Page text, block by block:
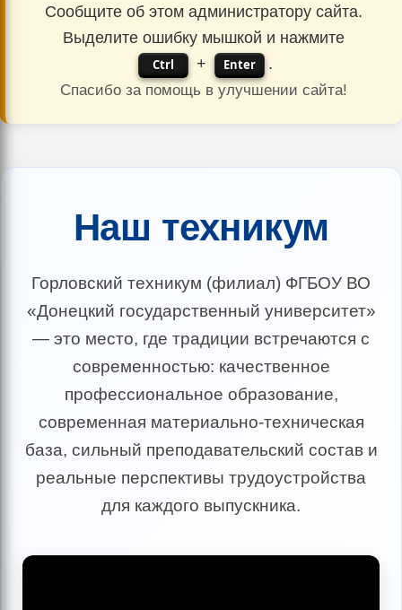
Сообщите об этом администратору сайта.
Выделите ошибку мышкой и нажмите
Ctrl + Enter .
Спасибо за помощь в улучшении сайта!
Наш техникум
Горловский техникум (филиал) ФГБОУ ВО
«Донецкий государственный университет»
— это место, где традиции встречаются с
современностью: качественное
профессиональное образование,
современная материально-техническая
база, сильный преподавательский состав и
реальные перспективы трудоустройства
для каждого выпускника.